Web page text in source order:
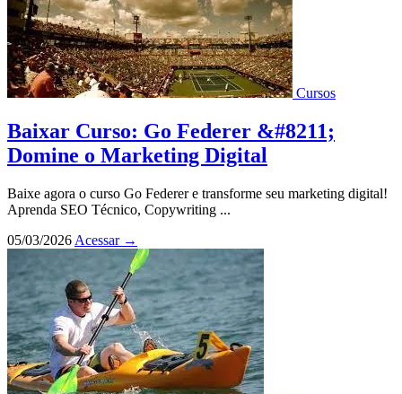
Cursos
Baixar Curso: Go Federer &#8211;
Domine o Marketing Digital
Baixe agora o curso Go Federer e transforme seu marketing digital!
Aprenda SEO Técnico, Copywriting ...
05/03/2026 Acessar →